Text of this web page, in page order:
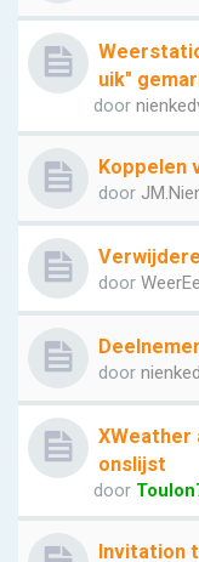
uik"
door
Koppelen
door
door
door
XWeather
onslijst
door
Invitation